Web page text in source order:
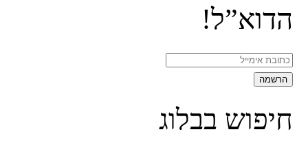
הדוא”ל!
חיפוש בבלוג